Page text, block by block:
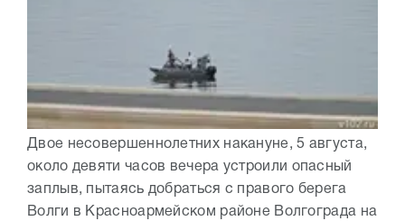
Двое несовершеннолетних накануне, 5 августа,
около девяти часов вечера устроили опасный
заплыв, пытаясь добраться с правого берега
Волги в Красноармейском районе Волгограда на